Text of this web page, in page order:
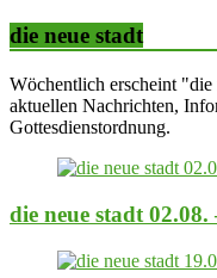
die neue stadt
Wöchentlich erscheint "die
aktuellen Nachrichten,
Gottesdienstordnung.
die neue stadt 02.08.